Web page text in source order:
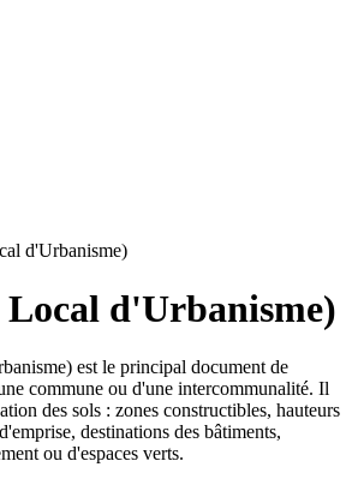
d'Urbanisme)
d'Urbanisme)
est le principal document de
commune ou d'une intercommunalité. Il
des sols : zones constructibles, hauteurs
destinations des bâtiments,
ou d'espaces verts.